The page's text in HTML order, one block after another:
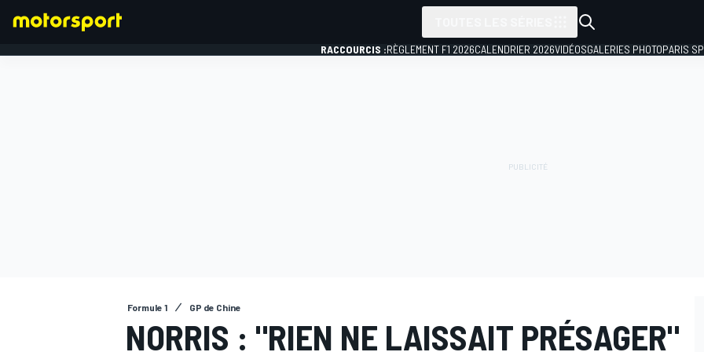
RACCOURCIS :RÈGLEMENT F1 2026CALENDRIER 2026VIDÉOSGALERIES PHOTOPARIS
Formule 1 GP de Chine
NORRIS : "RIEN NE LAISSAIT PRÉSAGER"